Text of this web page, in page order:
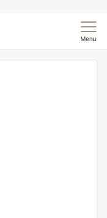
Menu